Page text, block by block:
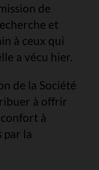
de
et
à ceux qui
a vécu hier.
de la Société
à offrir
à
par la